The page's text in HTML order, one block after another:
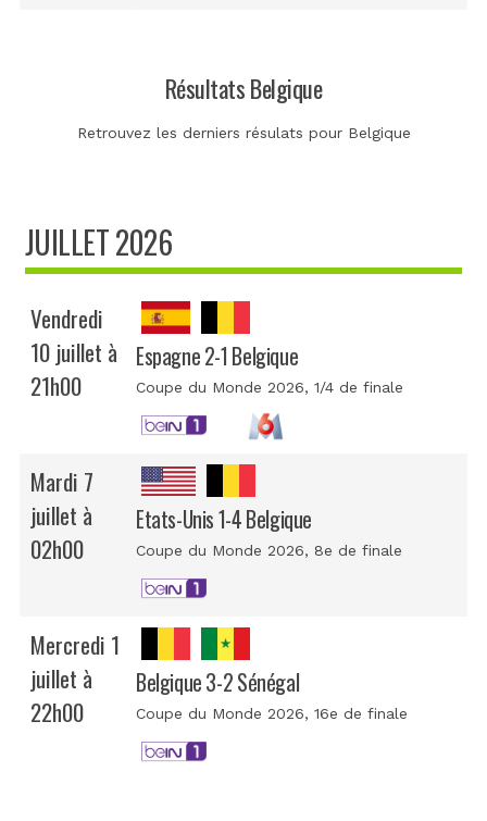
Résultats Belgique
Retrouvez les derniers résulats pour Belgique
JUILLET 2026
Vendredi
10 juillet à
21h00
Espagne 2-1 Belgique
Coupe du Monde 2026, 1/4 de finale
Mardi 7
juillet à
02h00
Etats-Unis 1-4 Belgique
Coupe du Monde 2026, 8e de finale
Mercredi 1
juillet à
22h00
Belgique 3-2 Sénégal
Coupe du Monde 2026, 16e de finale